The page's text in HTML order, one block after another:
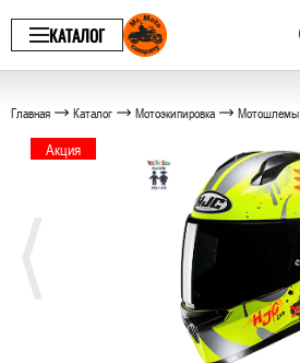
КАТАЛОГ
Главная Каталог Мотоэкипировка Мотошлемы
Акция